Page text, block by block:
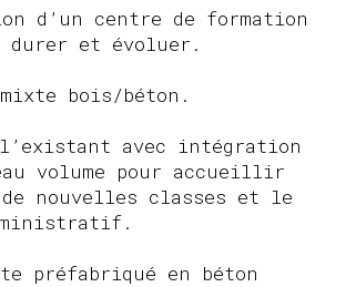
d’un centre de formation
durer et évoluer.
bois/béton.
l’existant avec intégration
volume pour accueillir
de nouvelles classes et le
préfabriqué en béton